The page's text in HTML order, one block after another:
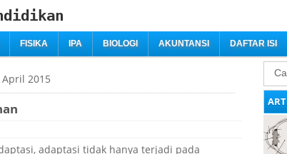
FISIKA IPA BIOLOGI AKUNTANSI DAFTAR ISI
2015
adaptasi tidak hanya terjadi pada